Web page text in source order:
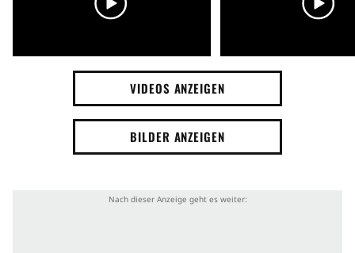
VIDEOS ANZEIGEN
BILDER ANZEIGEN